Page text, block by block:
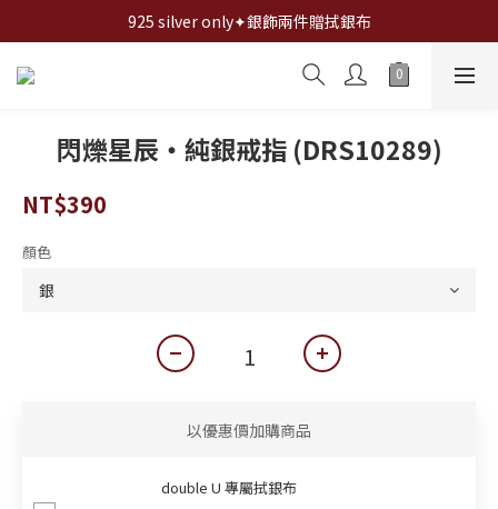
全館✦滿1200折100,滿2000折200,滿3000折300...
925 silver only✦銀飾兩件贈拭銀布
全館✦滿1200折100,滿2000折200,滿3000折300...
閃爍星辰・純銀戒指 (DRS10289)
NT$390
顏色
以優惠價加購商品
double U 專屬拭銀布